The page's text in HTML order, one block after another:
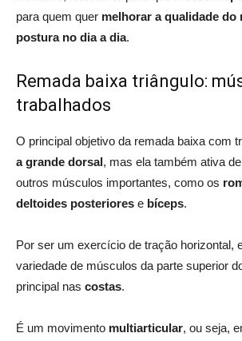
para quem quer melhorar a qualidade do
postura no dia a dia.
Remada baixa triângulo:
trabalhados
O principal objetivo da remada baixa com
a grande dorsal, mas ela também ativa
outros músculos importantes, como os
deltoides posteriores e bíceps.
Por ser um exercício de tração horizontal,
variedade de músculos da parte superior
principal nas costas.
É um movimento multiarticular, ou seja,